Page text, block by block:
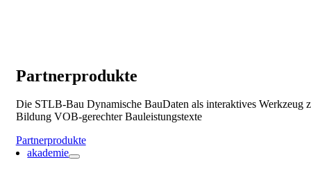
Partnerprodukte
Die STLB-Bau Dynamische BauDaten als interaktives Werkzeug
Bildung VOB-gerechter Bauleistungstexte
Partnerprodukte
akademie